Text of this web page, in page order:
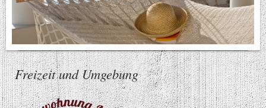
Freizeit und Umgebung